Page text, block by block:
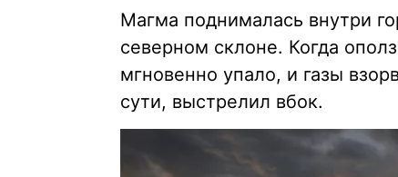
Магма поднималась внутри
северном склоне. Когда
мгновенно упало, и газы
сути, выстрелил вбок.